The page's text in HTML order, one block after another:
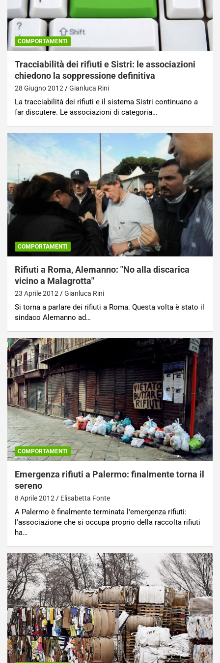
COMPORTAMENTI
Tracciabilità dei rifiuti e Sistri: le associazioni
chiedono la soppressione definitiva
28 Giugno 2012 Gianluca Rini
La tracciabilità dei rifiuti e il sistema Sistri continuano a
far discutere. Le associazioni di categoria…
COMPORTAMENTI
Rifiuti a Roma, Alemanno: "No alla discarica
vicino a Malagrotta"
23 Aprile 2012 Gianluca Rini
Si torna a parlare dei rifiuti a Roma. Questa volta è stato il
sindaco Alemanno ad…
COMPORTAMENTI
Emergenza rifiuti a Palermo: finalmente torna il
sereno
8 Aprile 2012 Elisabetta Fonte
A Palermo è finalmente terminata l'emergenza rifiuti:
l'associazione che si occupa proprio della raccolta rifiuti
ha…